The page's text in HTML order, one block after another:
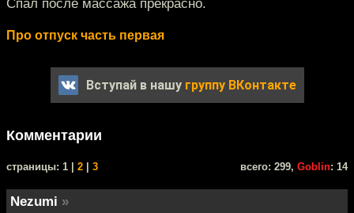
Спал после массажа прекрасно.
Про отпуск часть первая
Вступай в нашу группу ВКонтакте
Комментарии
cтраницы: 1 | 2 3 всего: 299, Goblin: 14
Nezumi »